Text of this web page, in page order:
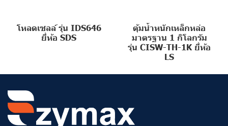
โหลดเซลล์ รุ่น IDS646
ยี่ห้อ SDS
ตุ้มน้ำหนักเหล็กหล่อ
มาตรฐาน 1 กิโลกรัม
รุ่น CISW-TH-1K ยี่ห้อ
LS